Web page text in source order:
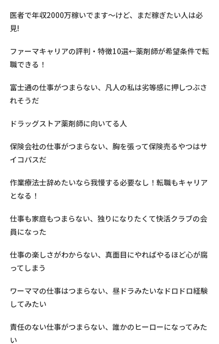
医者で年収2000万稼いでます〜けど、まだ稼ぎたい人は必
見!
ファーマキャリアの評判・特徴10選←薬剤師が希望条件で転
職できる！
富士通の仕事がつまらない、凡人の私は劣等感に押しつぶさ
れそうだ
ドラッグストア薬剤師に向いてる人
保険会社の仕事がつまらない、胸を張って保険売るやつはサ
イコパスだ
作業療法士辞めたいなら我慢する必要なし！転職もキャリア
となる！
仕事も家庭もつまらない、独りになりたくて快活クラブの会
員になった
仕事の楽しさがわからない、真面目にやればやるほど心が腐
ってしまう
ワーママの仕事はつまらない、昼ドラみたいなドロドロ経験
してみたい
責任のない仕事がつまらない、誰かのヒーローになってみた
い